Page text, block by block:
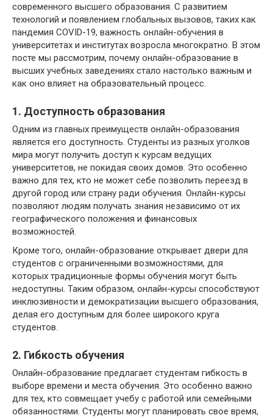
современного высшего образования. С развитием
технологий и появлением глобальных вызовов, таких как
пандемия COVID-19, важность онлайн-обучения в
университетах и институтах возросла многократно. В этом
посте мы рассмотрим, почему онлайн-образование в
высших учебных заведениях стало настолько важным и
как оно влияет на образовательный процесс.
1. Доступность образования
Одним из главных преимуществ онлайн-образования
является его доступность. Студенты из разных уголков
мира могут получить доступ к курсам ведущих
университетов, не покидая своих домов. Это особенно
важно для тех, кто не может себе позволить переезд в
другой город или страну ради обучения. Онлайн-курсы
позволяют людям получать знания независимо от их
географического положения и финансовых
возможностей.
Кроме того, онлайн-образование открывает двери для
студентов с ограниченными возможностями, для
которых традиционные формы обучения могут быть
недоступны. Таким образом, онлайн-курсы способствуют
инклюзивности и демократизации высшего образования,
делая его доступным для более широкого круга
студентов.
2. Гибкость обучения
Онлайн-образование предлагает студентам гибкость в
выборе времени и места обучения. Это особенно важно
для тех, кто совмещает учебу с работой или семейными
обязанностями. Студенты могут планировать свое время,